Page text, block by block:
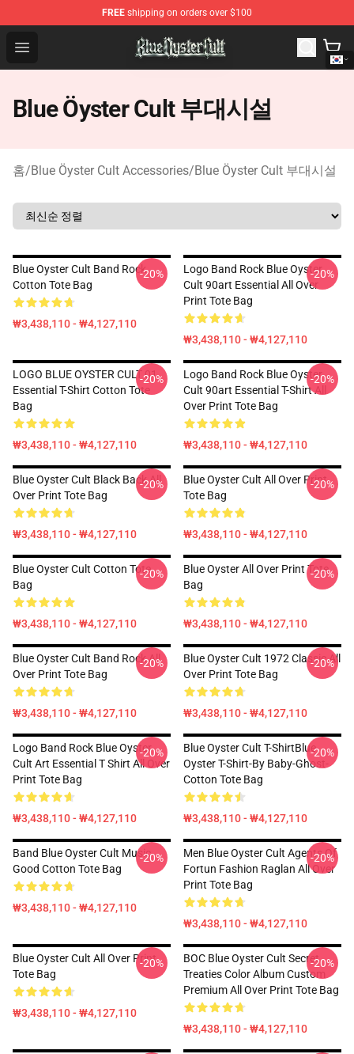
FREE shipping on orders over $100
Open menu
Blue Öyster Cult Store - Official Blue Öyster Cult
Blue Öyster Cult 부대시설
홈/Blue Öyster Cult Accessories/Blue Öyster Cult 부대시설
Blue Oyster Cult Band Rock
Cotton Tote Bag
₩3,438,110 - ₩4,127,110
-20%
Logo Band Rock Blue Oyster
Cult 90art Essential All Over
Print Tote Bag
₩3,438,110 - ₩4,127,110
-20%
LOGO BLUE OYSTER CULT 01
Essential T-Shirt Cotton Tote
Bag
₩3,438,110 - ₩4,127,110
-20%
Logo Band Rock Blue Oyster
Cult 90art Essential T-Shirt All
Over Print Tote Bag
₩3,438,110 - ₩4,127,110
-20%
Blue Oyster Cult Black Back All
Over Print Tote Bag
₩3,438,110 - ₩4,127,110
-20%
Blue Oyster Cult All Over Print
Tote Bag
₩3,438,110 - ₩4,127,110
-20%
Blue Oyster Cult Cotton Tote
Bag
₩3,438,110 - ₩4,127,110
-20%
Blue Oyster All Over Print Tote
Bag
₩3,438,110 - ₩4,127,110
-20%
Blue Oyster Cult Band Rock All
Over Print Tote Bag
₩3,438,110 - ₩4,127,110
-20%
Blue Oyster Cult 1972 Classic All
Over Print Tote Bag
₩3,438,110 - ₩4,127,110
-20%
Logo Band Rock Blue Oyster
Cult Art Essential T Shirt All Over
Print Tote Bag
₩3,438,110 - ₩4,127,110
-20%
Blue Oyster Cult T-ShirtBlue
Oyster T-Shirt-By Baby-Ghost-
Cotton Tote Bag
₩3,438,110 - ₩4,127,110
-20%
Band Blue Oyster Cult Music
Good Cotton Tote Bag
₩3,438,110 - ₩4,127,110
-20%
Men Blue Oyster Cult Agents Of
Fortun Fashion Raglan All Over
Print Tote Bag
₩3,438,110 - ₩4,127,110
-20%
Blue Oyster Cult All Over Print
Tote Bag
₩3,438,110 - ₩4,127,110
-20%
BOC Blue Oyster Cult Secret
Treaties Color Album Custom
Premium All Over Print Tote Bag
₩3,438,110 - ₩4,127,110
-20%